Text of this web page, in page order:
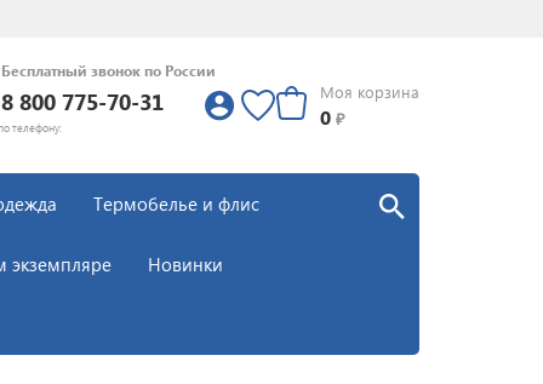
Бесплатный звонок по России
8 800 775-70-31
телефону:
Моя корзина
0 ₽
Термобелье и флис
экземпляре Новинки